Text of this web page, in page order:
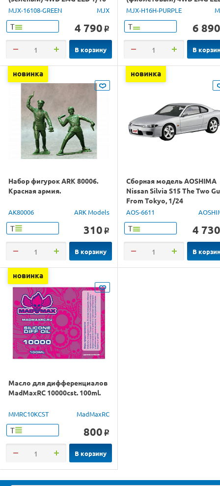
RTR
MJX-16108-GREEN MJX
Т 4 790 o
В корзину
GPS 1/16 RTR
MJX-H16H-PURPLE
Т 6 890
В
новинка
Набор фигурок ARK 80006.
Красная армия.
AK80006 ARK Models
Т 310 o
В корзину
новинка
Сборная модель AOSHIMA
Nissan Silvia S15 The Two
From Tokyo, 1/24
AOS-6611
Т 4 730
В
новинка
Масло для дифференциалов
MadMaxRC 10000cst. 100ml.
MMRC10KCST MadMaxRC
Т 800 o
В корзину